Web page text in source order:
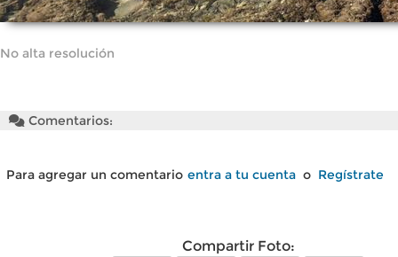
No alta resolución
Comentarios:
Para agregar un comentario entra a tu cuenta o Regístrate
Compartir Foto: